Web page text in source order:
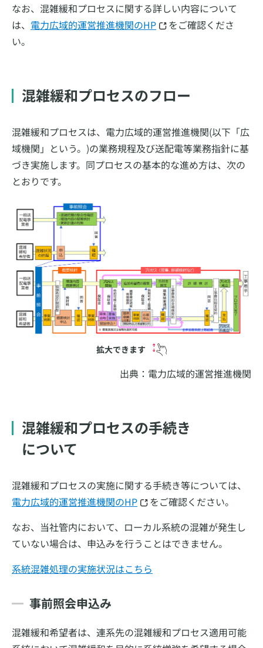
なお、混雑緩和プロセスに関する詳しい内容について
は、 電力広域的運営推進機関のHP
をご確認くださ
い。
混雑緩和プロセスのフロー
混雑緩和プロセスは、電力広域的運営推進機関(以下「広
域機関」という。)の業務規程及び送配電等業務指針に基
づき実施します。同プロセスの基本的な進め方は、次の
とおりです。
拡大できます
出典：電力広域的運営推進機関
混雑緩和プロセスの手続き
について
混雑緩和プロセスの実施に関する手続き等については、
電力広域的運営推進機関のHP
をご確認ください。
なお、当社管内において、ローカル系統の混雑が発生し
ていない場合は、申込みを行うことはできません。
系統混雑処理の実施状況はこちら
事前照会申込み
混雑緩和希望者は、連系先の混雑緩和プロセス適用可能